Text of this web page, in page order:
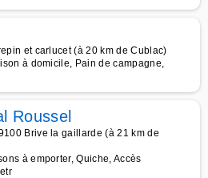
et carlucet (à 20 km de Cublac)
à domicile, Pain de campagne,
Roussel
Brive la gaillarde (à 21 km de
à emporter, Quiche, Accès